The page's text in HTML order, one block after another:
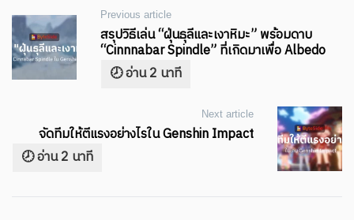
Post
navigation
Previous article
สรุปวิธีเล่น “ฝุ่นธุลีและเงาหิมะ” พร้อมดาบ
“Cinnnabar Spindle” ที่เกิดมาเพื่อ Albedo
Next article
จัดทีมให้ตีแรงอย่างไรใน Genshin Impact